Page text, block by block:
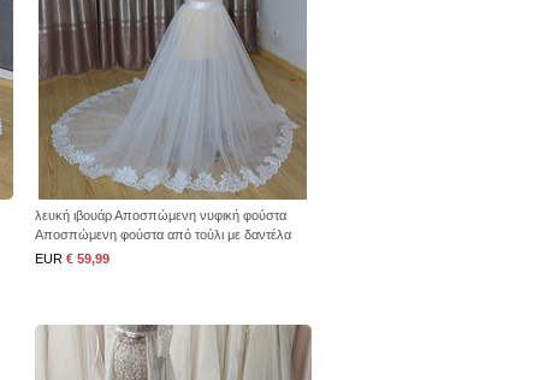
λευκή ιβουάρ Αποσπώμενη νυφική φούστα
Αποσπώμενη φούστα από τούλι με δαντέλα
Νυφική φούστα από τούλι προσαρμοσμένο
EUR € 59,99